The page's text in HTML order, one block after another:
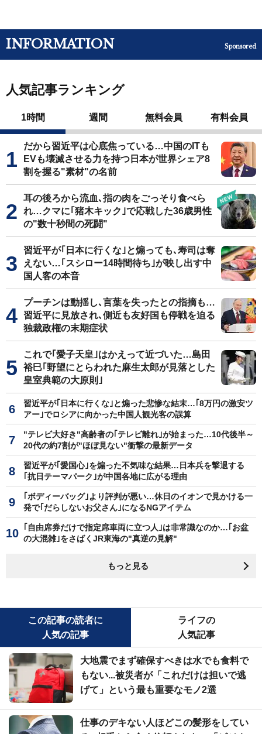
INFORMATION Sponsored
人気記事ランキング
1時間 週間 無料会員 有料会員
だから習近平は心底焦っている…中国のITも
EVも壊滅させる力を持つ日本が世界シェア8
割を握る"素材"の名前
耳の後ろから流血､指の肉をごっそり食べら
れ…クマに｢猪木キック｣で応戦した36歳男性
の"数十秒間の死闘"
習近平が｢日本に行くな｣と煽っても､寿司は奪
えない…｢スシロー14時間待ち｣が映し出す中
国人客の本音
プーチンは動揺し､言葉を失ったとの指摘も…
習近平に見放され､側近も友好国も停戦を迫る
独裁政権の末期症状
これで｢愛子天皇｣はかえって近づいた…島田
裕巳｢野望にとらわれた麻生太郎が見落とした
皇室典範の大原則｣
習近平が｢日本に行くな｣と煽った悲惨な結末…｢8万円の激安ツ
アー｣でロシアに向かった中国人観光客の誤算
"テレビ大好き"高齢者の｢テレビ離れ｣が始まった…10代後半～
20代の約7割が"ほぼ見ない"衝撃の最新データ
習近平が｢愛国心｣を煽った不気味な結果…日本兵を撃退する
｢抗日テーマパーク｣が中国各地に広がる理由
｢ボディーバッグ｣より評判が悪い…休日のイオンで見かける一
発で｢だらしないお父さん｣になるNGアイテム
｢自由席券だけで指定席車両に立つ人｣は非常識なのか…｢お盆
の大混雑｣をさばくJR東海の"真逆の見解"
もっと見る
この記事の読者に
人気の記事
ライフの
人気記事
大地震でまず確保すべきは水でも食料で
もない...被災者が「これだけは担いで逃
げて」という最も重要なモノ2選
仕事のデキない人ほどこの髪形をしてい